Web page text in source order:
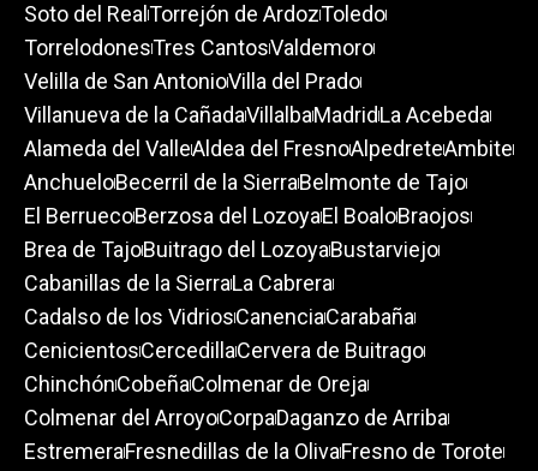
Soto del Real Torrejón de ArdozToledo
TorrelodonesTres CantosValdemoro
Velilla de San AntonioVilla del Prado
Villanueva de la CañadaVillalbaMadridLa Acebeda
Alameda del ValleAldea del FresnoAlpedreteAmbite
AnchueloBecerril de la SierraBelmonte de Tajo
El BerruecoBerzosa del LozoyaEl BoaloBraojos
Brea de TajoBuitrago del LozoyaBustarviejo
Cabanillas de la SierraLa Cabrera
Cadalso de los VidriosCanenciaCarabaña
CenicientosCercedillaCervera de Buitrago
ChinchónCobeñaColmenar de Oreja
Colmenar del ArroyoCorpaDaganzo de Arriba
EstremeraFresnedillas de la OlivaFresno de Torote